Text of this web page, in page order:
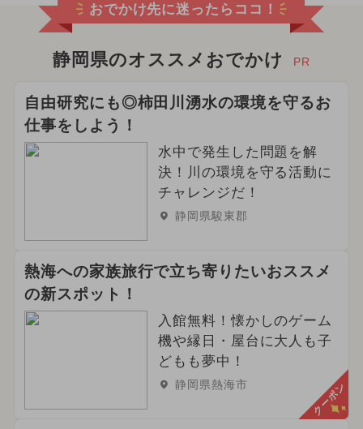
おでかけ先に迷ったらココ！
静岡県のオススメおでかけ PR
自由研究にも◎柿田川湧水の環境を守るお
仕事をしよう！
水中で発生した問題を解
決！川の環境を守る活動に
チャレンジだ！
静岡県駿東郡
熱海への家族旅行で立ち寄りたいおススメ
の新スポット！
入館無料！懐かしのゲーム
機や縁日・屋台に大人も子
どもも夢中！
静岡県熱海市 クーポン